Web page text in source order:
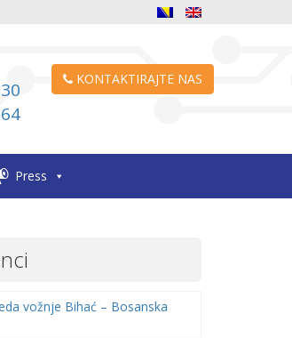
KONTAKTIRAJTE NAS
Press
vožnje Bihać – Bosanska